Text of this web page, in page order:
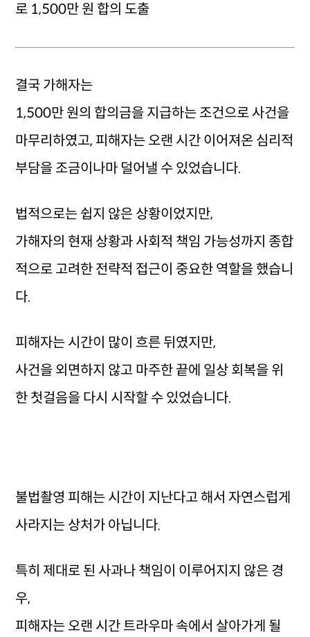
로 1,500만 원 합의 도출
결국 가해자는
1,500만 원의 합의금을 지급하는 조건으로 사건을
마무리하였고, 피해자는 오랜 시간 이어져온 심리적
부담을 조금이나마 덜어낼 수 있었습니다.
법적으로는 쉽지 않은 상황이었지만,
가해자의 현재 상황과 사회적 책임 가능성까지 종합
적으로 고려한 전략적 접근이 중요한 역할을 했습니
다.
피해자는 시간이 많이 흐른 뒤였지만,
사건을 외면하지 않고 마주한 끝에 일상 회복을 위
한 첫걸음을 다시 시작할 수 있었습니다.
불법촬영 피해는 시간이 지난다고 해서 자연스럽게
사라지는 상처가 아닙니다.
특히 제대로 된 사과나 책임이 이루어지지 않은 경
우,
피해자는 오랜 시간 트라우마 속에서 살아가게 될